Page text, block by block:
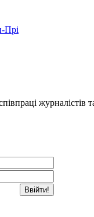
Прі
журналістів